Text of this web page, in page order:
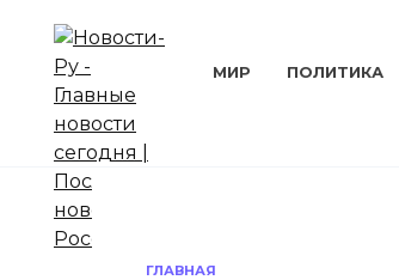
содержанию
МИР ПОЛИТИКА
ГЛАВНАЯ